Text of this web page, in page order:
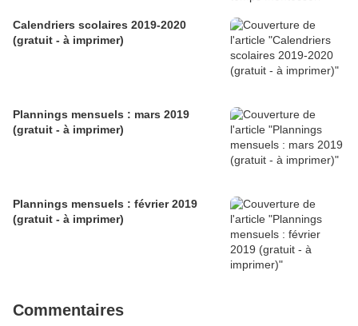
Calendriers scolaires 2019-2020
(gratuit - à imprimer)
Plannings mensuels : mars 2019
(gratuit - à imprimer)
Plannings mensuels : février 2019
(gratuit - à imprimer)
Commentaires